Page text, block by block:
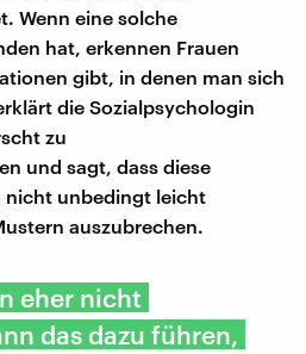
Wenn eine solche
hat, erkennen Frauen
gibt, in denen man sich
die Sozialpsychologin
zu
und sagt, dass diese
nicht unbedingt leicht
auszubrechen.
eher nicht
das dazu führen,